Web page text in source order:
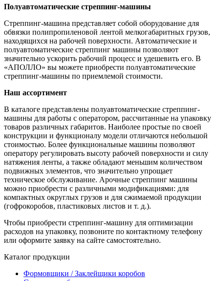
Полуавтоматические стреппинг-машины
Стреппинг-машина представляет собой оборудование для
обвязки полипропиленовой лентой мелкогабаритных грузов,
находящихся на рабочей поверхности. Автоматические и
полуавтоматические стреппинг машины позволяют
значительно ускорить рабочий процесс и удешевить его. В
«АПОЛЛО» вы можете приобрести полуавтоматические
стреппинг-машины по приемлемой стоимости.
Наш ассортимент
В каталоге представлены полуавтоматические стреппинг-
машины для работы с оператором, рассчитанные на упаковку
товаров различных габаритов. Наиболее простые по своей
конструкции и функционалу модели отличаются небольшой
стоимостью. Более функциональные машины позволяют
оператору регулировать высоту рабочей поверхности и силу
натяжения ленты, а также обладают меньшим количеством
подвижных элементов, что значительно упрощает
техническое обслуживание. Арочные стреппинг машины
можно приобрести с различными модификациями: для
компактных округлых грузов и для сжимаемой продукции
(гофрокоробов, пластиковых листов и т. д.).
Чтобы приобрести стреппинг-машину для оптимизации
расходов на упаковку, позвоните по контактному телефону
или оформите заявку на сайте самостоятельно.
Каталог продукции
Формовщики / Заклейщики коробов